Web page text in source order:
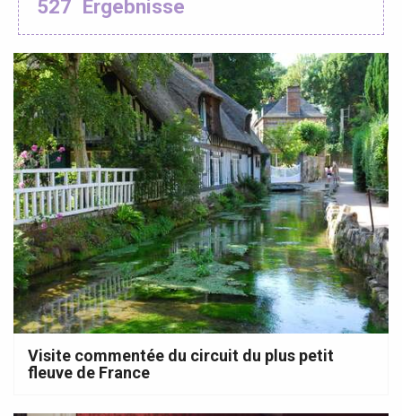
527 Ergebnisse
Visite commentée du circuit du plus petit
fleuve de France